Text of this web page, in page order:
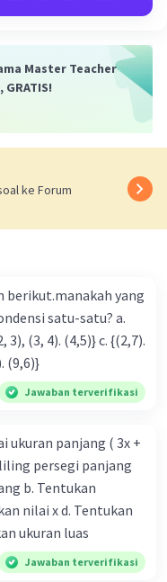
sesuai
diperoleh:
pecahan
mulai dari yang
9/10, 7/10, 3/5.
Master Teacher
ke Forum
berikut.manakah yang
9). (9,6)}
Jawaban terverifikasi
ukuran panjang ( 3x +
persegi panjang
b. Tentukan
nilai x d. Tentukan
ukuran luas
Jawaban terverifikasi